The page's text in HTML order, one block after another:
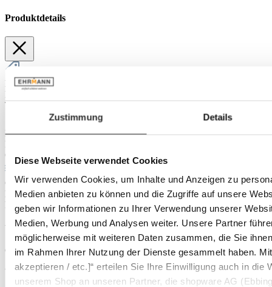
Zustimmung Details
Diese Webseite verwendet Cookies
Wir verwenden Cookies, um Inhalte und Anzeigen zu
Medien anbieten zu können und die Zugriffe auf unsere
geben wir Informationen zu Ihrer Verwendung unserer
Medien, Werbung und Analysen weiter. Unsere Partner
möglicherweise mit weiteren Daten zusammen, die Sie
im Rahmen Ihrer Nutzung der Dienste gesammelt haben.
akzeptieren / etc.]“ erteilen Sie Ihre Einwilligung auch in die
unserem Shop an unseren Partner, die shopware AG
Produktdetails
Breite: 52 cm
Höhe:
Tiefe:
Eigenschaften
Farbton: grau
Farbe:
Outdoor:
ja
Gestell: Aluminium schwarz
Material: Gardino®-Geflecht
Produktnummer: 0672001404
Versand
Große und sperrige Pakete versenden wir als Sperrgut mit DHL.
Sobald die Ware unser Lager verlässt, erhalten Sie eine
Versandbestätigung per E-Mail inklusive Sendungsverfolgung.